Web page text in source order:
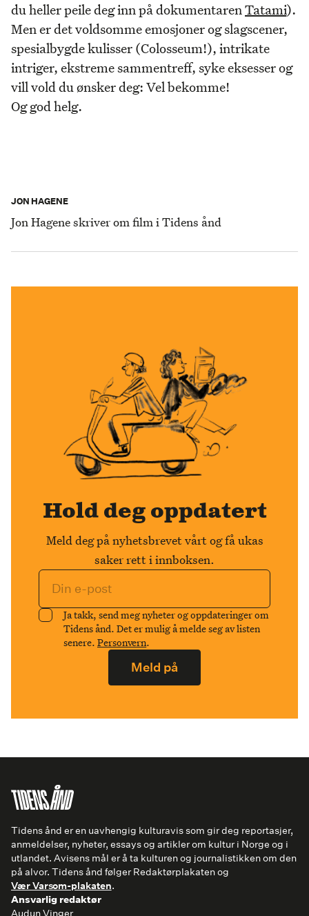
du heller peile deg inn på dokumentarenTatami).
Men er det voldsomme emosjoner og slagscener,
spesialbygde kulisser (Colosseum!), intrikate
intriger, ekstreme sammentreff, syke eksesser og
vill vold du ønsker deg: Vel bekomme!
Og god helg.
JON HAGENE
Jon Hagene skriver om film i Tidens ånd
Hold deg oppdatert
Meld deg på nyhetsbrevet vårt og få ukas
saker rett i innboksen.
Ja takk, send meg nyheter og oppdateringer om
Tidens ånd. Det er mulig å melde seg av listen
senere. Personvern.
Meld på
Tidens ånd er en uavhengig kulturavis som gir deg reportasjer,
anmeldelser, nyheter, essays og artikler om kultur i Norge og i
utlandet. Avisens mål er å ta kulturen og journalistikken om den
på alvor. Tidens ånd følger Redaktørplakaten og
Vær Varsom-plakaten.
Ansvarlig redaktør